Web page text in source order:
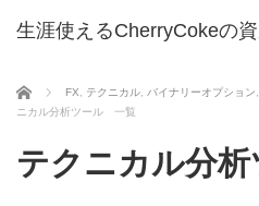
生涯使えるCherryCokeの
ホーム FX テクニカル バイナリーオプション
ニカル分析ツール 一覧
テクニカル分